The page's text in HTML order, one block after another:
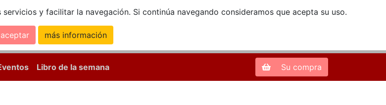
y facilitar la navegación. Si continúa navegando consideramos que acepta su uso.
aceptar más información
Zona de Clientes
Libro de la semana Su compra